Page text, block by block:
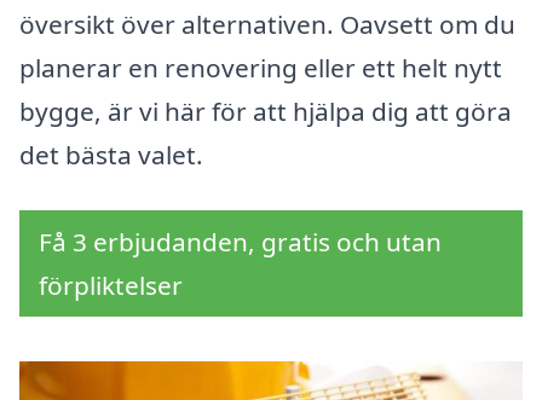
översikt över alternativen. Oavsett om du
planerar en renovering eller ett helt nytt
bygge, är vi här för att hjälpa dig att göra
det bästa valet.
Få 3 erbjudanden, gratis och utan
förpliktelser